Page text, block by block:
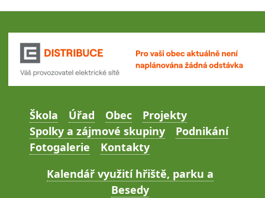
Škola Úřad Obec
Projekty
Spolky a zájmové skupiny
Podnikání
Fotogalerie
Kontakty
Kalendář využití hřiště, parku a
Besedy